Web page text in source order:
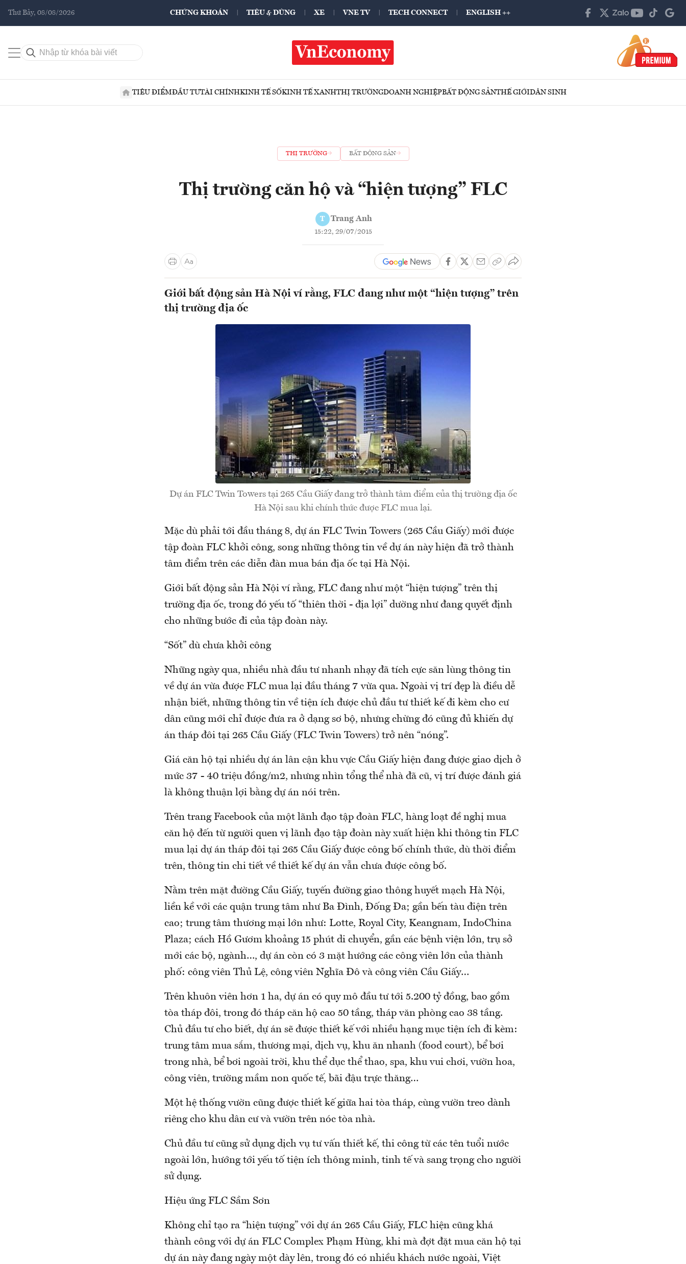
Thứ Bảy, 08/08/2026 CHỨNG KHOÁN TIÊU & DÙNG XE VNE TV TECH CONNECT ENGLISH ++
TIÊU ĐIỂMĐẦU TƯTÀI CHÍNHKINH TẾ SỐKINH TẾ XANHTHỊ TRƯỜNGDOANH NGHIỆPBẤT ĐỘNG SẢNTHẾ GIỚIDÂN SINH
THỊ TRƯỜNG BẤT ĐỘNG SẢN
Thị trường căn hộ và “hiện tượng” FLC
T Trang Anh
15:22, 29/07/2015
Giới bất động sản Hà Nội ví rằng, FLC đang như một “hiện tượng” trên
thị trường địa ốc
Dự án FLC Twin Towers tại 265 Cầu Giấy đang trở thành tâm điểm của thị trường địa ốc
Hà Nội sau khi chính thức được FLC mua lại.
Mặc dù phải tới đầu tháng 8, dự án FLC Twin Towers (265 Cầu Giấy) mới được
tập đoàn FLC khởi công, song những thông tin về dự án này hiện đã trở thành
tâm điểm trên các diễn đàn mua bán địa ốc tại Hà Nội.
Giới bất động sản Hà Nội ví rằng, FLC đang như một “hiện tượng” trên thị
trường địa ốc, trong đó yếu tố “thiên thời - địa lợi” dường như đang quyết định
cho những bước đi của tập đoàn này.
“Sốt” dù chưa khởi công
Những ngày qua, nhiều nhà đầu tư nhanh nhạy đã tích cực săn lùng thông tin
về dự án vừa được FLC mua lại đầu tháng 7 vừa qua. Ngoài vị trí đẹp là điều dễ
nhận biết, những thông tin về tiện ích được chủ đầu tư thiết kế đi kèm cho cư
dân cũng mới chỉ được đưa ra ở dạng sơ bộ, nhưng chừng đó cũng đủ khiến dự
án tháp đôi tại 265 Cầu Giấy (FLC Twin Towers) trở nên “nóng”.
Giá căn hộ tại nhiều dự án lân cận khu vực Cầu Giấy hiện đang được giao dịch ở
mức 37 - 40 triệu đồng/m2, nhưng nhìn tổng thể nhà đã cũ, vị trí được đánh giá
là không thuận lợi bằng dự án nói trên.
Trên trang Facebook của một lãnh đạo tập đoàn FLC, hàng loạt đề nghị mua
căn hộ đến từ người quen vị lãnh đạo tập đoàn này xuất hiện khi thông tin FLC
mua lại dự án tháp đôi tại 265 Cầu Giấy được công bố chính thức, dù thời điểm
trên, thông tin chi tiết về thiết kế dự án vẫn chưa được công bố.
Nằm trên mặt đường Cầu Giấy, tuyến đường giao thông huyết mạch Hà Nội,
liền kề với các quận trung tâm như Ba Đình, Đống Đa; gần bến tàu điện trên
cao; trung tâm thương mại lớn như: Lotte, Royal City, Keangnam, IndoChina
Plaza; cách Hồ Gươm khoảng 15 phút di chuyển, gần các bệnh viện lớn, trụ sở
mới các bộ, ngành…, dự án còn có 3 mặt hướng các công viên lớn của thành
phố: công viên Thủ Lệ, công viên Nghĩa Đô và công viên Cầu Giấy…
Trên khuôn viên hơn 1 ha, dự án có quy mô đầu tư tới 5.200 tỷ đồng, bao gồm
tòa tháp đôi, trong đó tháp căn hộ cao 50 tầng, tháp văn phòng cao 38 tầng.
Chủ đầu tư cho biết, dự án sẽ được thiết kế với nhiều hạng mục tiện ích đi kèm:
trung tâm mua sắm, thương mại, dịch vụ, khu ăn nhanh (food court), bể bơi
trong nhà, bể bơi ngoài trời, khu thể dục thể thao, spa, khu vui chơi, vườn hoa,
công viên, trường mầm non quốc tế, bãi đậu trực thăng…
Một hệ thống vườn cũng được thiết kế giữa hai tòa tháp, cùng vườn treo dành
riêng cho khu dân cư và vườn trên nóc tòa nhà.
Chủ đầu tư cũng sử dụng dịch vụ tư vấn thiết kế, thi công từ các tên tuổi nước
ngoài lớn, hướng tới yếu tố tiện ích thông minh, tinh tế và sang trọng cho người
sử dụng.
Hiệu ứng FLC Sầm Sơn
Không chỉ tạo ra “hiện tượng” với dự án 265 Cầu Giấy, FLC hiện cũng khá
thành công với dự án FLC Complex Phạm Hùng, khi mà đợt đặt mua căn hộ tại
dự án này đang ngày một dày lên, trong đó có nhiều khách nước ngoài, Việt